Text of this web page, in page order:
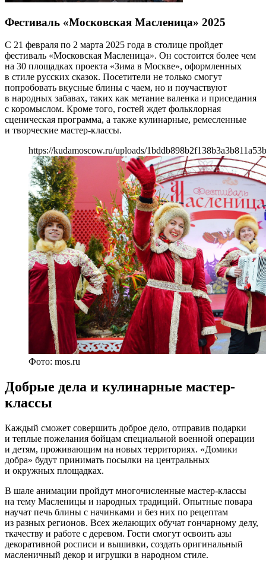
Фестиваль «Московская Масленица» 2025
С 21 февраля по 2 марта 2025 года в столице пройдет
фестиваль «Московская Масленица». Он состоится более чем
на 30 площадках проекта «Зима в Москве», оформленных
в стиле русских сказок. Посетители не только смогут
попробовать вкусные блины с чаем, но и поучаствуют
в народных забавах, таких как метание валенка и приседания
с коромыслом. Кроме того, гостей ждет фольклорная
сценическая программа, а также кулинарные, ремесленные
и творческие мастер-классы.
https://kudamoscow.ru/uploads/
Фото: mos.ru
Добрые дела и кулинарные мастер-
классы
Каждый сможет совершить доброе дело, отправив подарки
и теплые пожелания бойцам специальной военной операции
и детям, проживающим на новых территориях. «Домики
добра» будут принимать посылки на центральных
и окружных площадках.
В шале анимации пройдут многочисленные мастер-классы
на тему Масленицы и народных традиций. Опытные повара
научат печь блины с начинками и без них по рецептам
из разных регионов. Всех желающих обучат гончарному делу,
ткачеству и работе с деревом. Гости смогут освоить азы
декоративной росписи и вышивки, создать оригинальный
масленичный декор и игрушки в народном стиле.